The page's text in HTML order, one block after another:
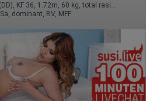
24 Jahre, 80E(DD), KF 36, 1.72m, 60 kg, total rasiert, deutsch
dominant, BV, MFF